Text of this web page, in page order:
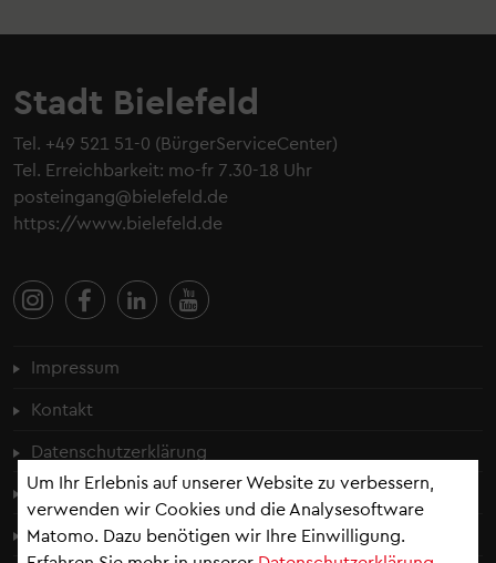
Um Ihr Erlebnis auf unserer Website zu verbessern,
verwenden wir Cookies und die Analysesoftware
Matomo. Dazu benötigen wir Ihre Einwilligung.
Stadt Bielefeld
Tel. +49 521 51-0 (BürgerServiceCenter)
Tel. Erreichbarkeit: mo-fr 7.30-18 Uhr
posteingang@bielefeld.de
https://www.bielefeld.de
Fußzeilenmenü
Impressum
Kontakt
Datenschutzerklärung
Cookie-Einstellungen
Erklärung zur Barrierefreiheit